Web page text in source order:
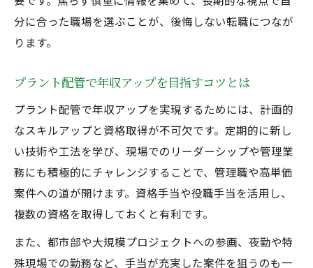
分に合った職場を選ぶことが、後悔しない転職につなが
ります。
プラント配管で年収アップを目指すコツとは
プラント配管で年収アップを実現するためには、計画的
なスキルアップと資格取得が不可欠です。定期的に新し
い技術や工法を学び、現場でのリーダーシップや管理業
務にも積極的にチャレンジすることで、管理職や高単価
案件への道が開けます。資格手当や役職手当を活用し、
複数の資格を取得しておくと有利です。
また、都市部や大規模プロジェクトへの参画、夜勤や特
殊現場での勤務など、手当が充実した案件を狙うのも一